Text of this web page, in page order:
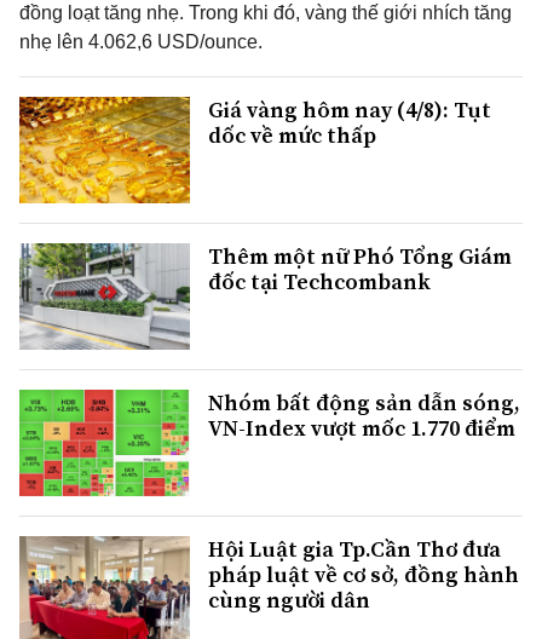
đồng loạt tăng nhẹ. Trong khi đó, vàng thế giới nhích tăng
nhẹ lên 4.062,6 USD/ounce.
Giá vàng hôm nay (4/8): Tụt
dốc về mức thấp
Thêm một nữ Phó Tổng Giám
đốc tại Techcombank
Nhóm bất động sản dẫn sóng,
VN-Index vượt mốc 1.770 điểm
Hội Luật gia Tp.Cần Thơ đưa
pháp luật về cơ sở, đồng hành
cùng người dân